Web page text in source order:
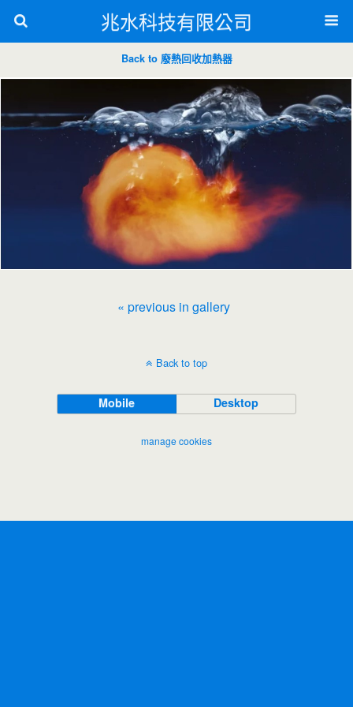
兆水科技有限公司
Back to 廢熱回收加熱器
« previous in gallery
Back to top
Mobile Desktop
manage cookies